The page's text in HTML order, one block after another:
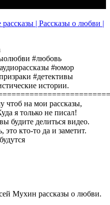
#любовь
#юмор
#детективы
истории.
чтоб на мои рассказы,
я только не писал!
будите делиться видео.
кто-то да и заметит.
Мухин рассказы о любви.